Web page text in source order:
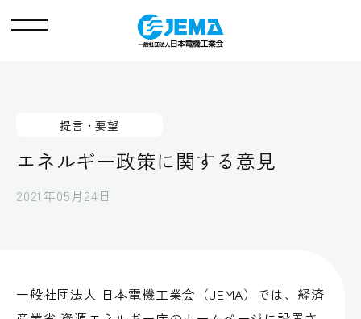
メ
提言・要望
エネルギー政策に関する意見
2021年05月24日
一般社団法人 日本電機工業会（JEMA）では、経済